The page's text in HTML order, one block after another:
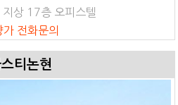
지상 17층 오피스텔
가 전화문의
티논현